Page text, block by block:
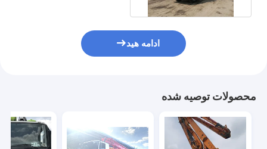
ادامه هید
محصولات توصیه شده